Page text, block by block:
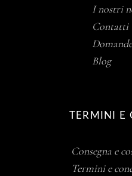
I nostri
Contatti
Blog
TERMINI E
Consegna e
Termini e